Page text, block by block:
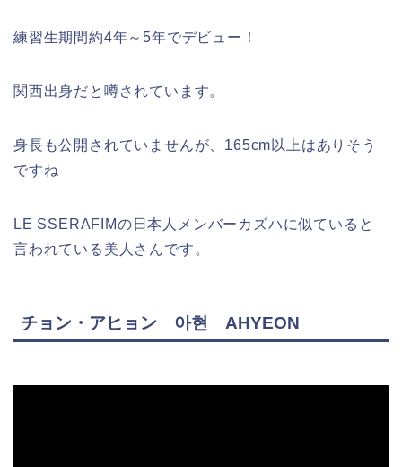
練習生期間約4年～5年でデビュー！
関西出身だと噂されています。
身長も公開されていませんが、165cm以上はありそう
ですね
LE SSERAFIMの日本人メンバーカズハに似ていると
言われている美人さんです。
チョン・アヒョン 아현 AHYEON